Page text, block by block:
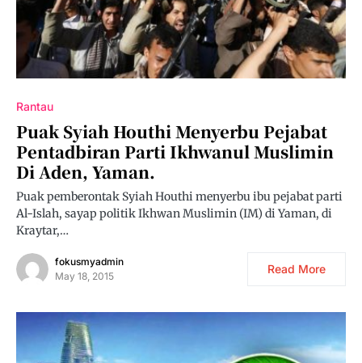
Rantau
Puak Syiah Houthi Menyerbu Pejabat
Pentadbiran Parti Ikhwanul Muslimin
Di Aden, Yaman.
Puak pemberontak Syiah Houthi menyerbu ibu pejabat parti
Al-Islah, sayap politik Ikhwan Muslimin (IM) di Yaman, di
Kraytar,…
fokusmyadmin
May 18, 2015
Read More